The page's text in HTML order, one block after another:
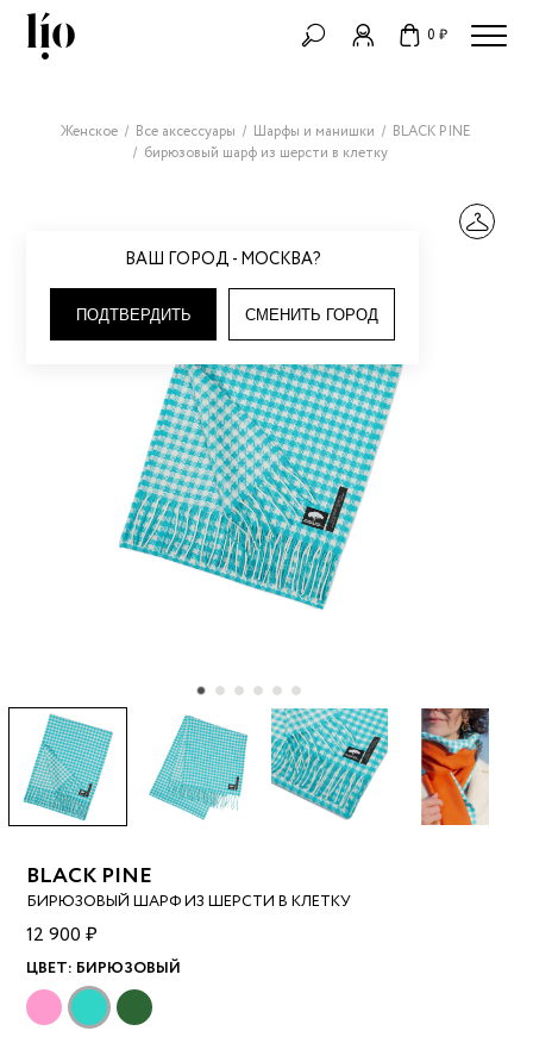
0 ₽
ВАШ ГОРОД - МОСКВА?
ПОДТВЕРДИТЬ СМЕНИТЬ ГОРОД
Женское Все аксессуары Шарфы и манишки
BLACK PINE
бирюзовый шарф из шерсти в клетку
BLACK PINE
БИРЮЗОВЫЙ ШАРФ ИЗ ШЕРСТИ В КЛЕТКУ
12 900 ₽
ЦВЕТ: БИРЮЗОВЫЙ